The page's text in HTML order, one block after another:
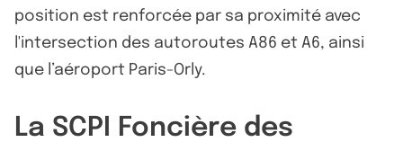
position est renforcée par sa proximité avec
l'intersection des autoroutes A86 et A6, ainsi
que l’aéroport Paris-Orly.
La SCPI Foncière des